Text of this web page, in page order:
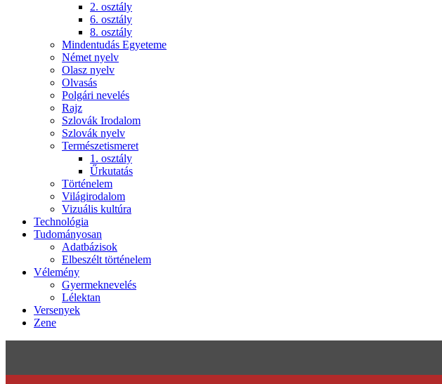
2. osztály
6. osztály
8. osztály
Mindentudás Egyeteme
Német nyelv
Olasz nyelv
Olvasás
Polgári nevelés
Rajz
Szlovák Irodalom
Szlovák nyelv
Természetismeret
1. osztály
Űrkutatás
Történelem
Világirodalom
Vizuális kultúra
Technológia
Tudományosan
Adatbázisok
Elbeszélt történelem
Vélemény
Gyermeknevelés
Lélektan
Versenyek
Zene